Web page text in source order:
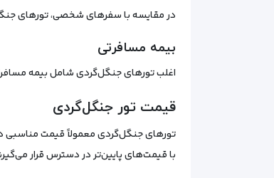
در مقایسه با سفرهای شخصی، تورهای
بیمه مسافرتی
اغلب تورهای جنگل‌گردی شامل بیمه
قیمت تور جنگل‌گردی
تورهای جنگل‌گردی معمولاً قیمت مناسبی
با قیمت‌های پایین‌تر در دسترس قرار